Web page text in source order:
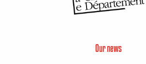
Our news